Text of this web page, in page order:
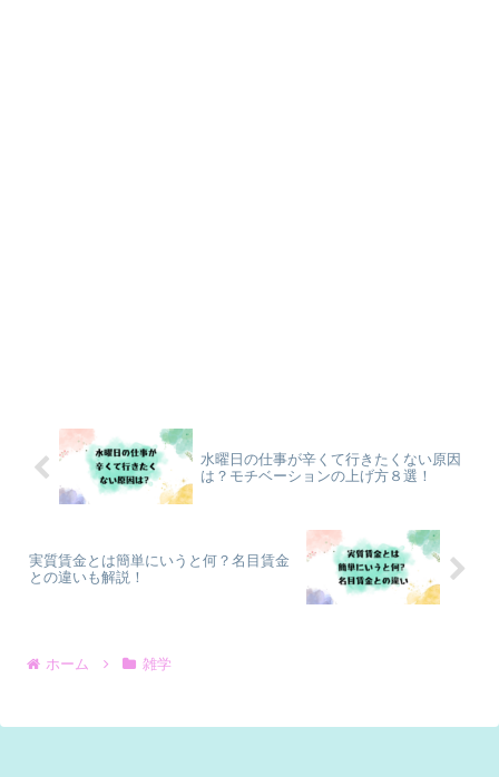
水曜日の仕事が辛くて行きたくない原因
は？モチベーションの上げ方８選！
実質賃金とは簡単にいうと何？名目賃金
との違いも解説！
ホーム 雑学